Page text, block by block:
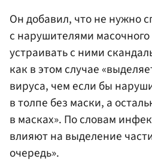
Он добавил, что не нужно
с нарушителями
устраивать с ними
как в этом случае
вируса, чем если бы
в толпе без маски, а
в масках». По словам
влияют на выделение
очередь».